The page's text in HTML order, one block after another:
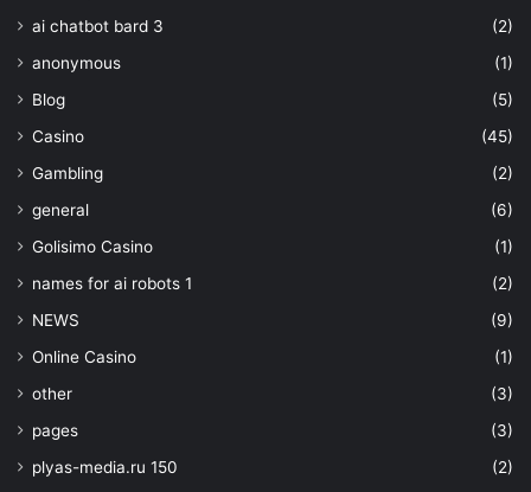
ai chatbot bard 3
(2)
anonymous
(1)
Blog
(5)
Casino
(45)
Gambling
(2)
general
(6)
Golisimo Casino
(1)
names for ai robots 1
(2)
NEWS
(9)
Online Casino
(1)
other
(3)
pages
(3)
plyas-media.ru 150
(2)